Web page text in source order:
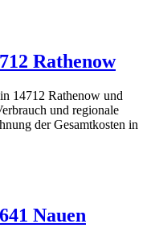
Rathenow
14712 Rathenow und
und regionale
der Gesamtkosten in
Nauen